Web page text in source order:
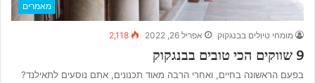
מאמרים
מומחי טיולים בבנגקוק אפריל 26, 2022 2,118
9 שווקים הכי טובים בבנגקוק
בפעם הראשונה בחיים, ואחרי הרבה מאוד תכנונים, אתם נוסעים לתאילנד?